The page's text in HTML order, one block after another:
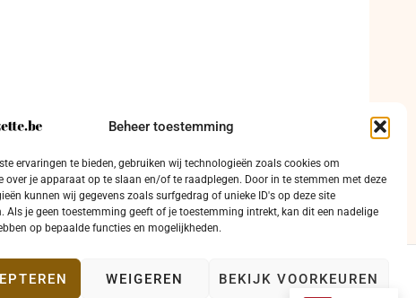
Beheer toestemming
ervaringen te bieden, gebruiken wij technologieën zoals cookies om
over je apparaat op te slaan en/of te raadplegen. Door in te stemmen met deze
kunnen wij gegevens zoals surfgedrag of unieke ID's op deze site
Als je geen toestemming geeft of je toestemming intrekt, kan dit een nadelige
op bepaalde functies en mogelijkheden.
WEIGEREN BEKIJK VOORKEUREN